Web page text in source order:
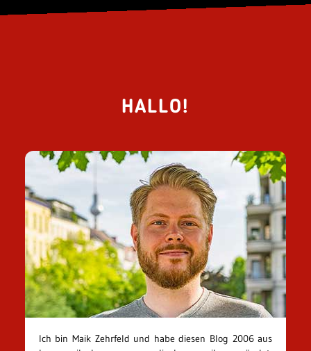
HALLO!
Ich bin Maik Zehrfeld und habe diesen Blog 2006 aus